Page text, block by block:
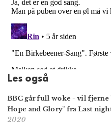
Les også
BBC går full woke - vil fjerne
Hope and Glory" fra Last
2020